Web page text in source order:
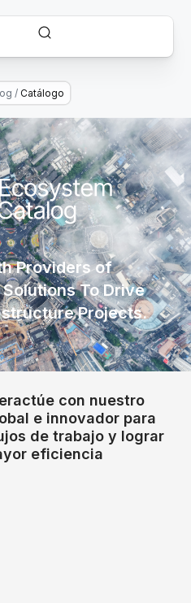
/ Catálogo
Providers of
To Drive
Projects.
con nuestro
e innovador para
de trabajo y lograr
eficiencia